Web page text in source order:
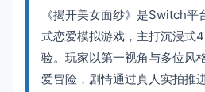
《揭开美女面纱》是Switch平
式恋爱模拟游戏，主打沉浸式
验。玩家以第一视角与多位风
爱冒险，剧情通过真人实拍推